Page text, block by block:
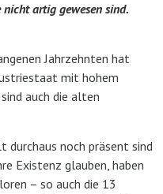
artig gewesen sind.
Jahrzehnten hat
mit hohem
auch die alten
durchaus noch präsent sind
Existenz glauben, haben
– so auch die 13